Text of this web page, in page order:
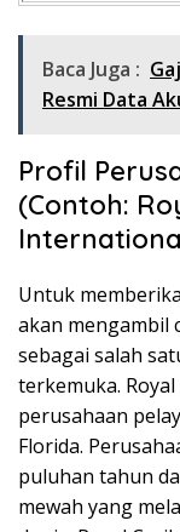
Baca Juga :
Resmi Data
Profil
(Contoh:
Untuk
akan mengambil
sebagai salah
terkemuka.
perusahaan
Florida.
puluhan tahun
mewah yang